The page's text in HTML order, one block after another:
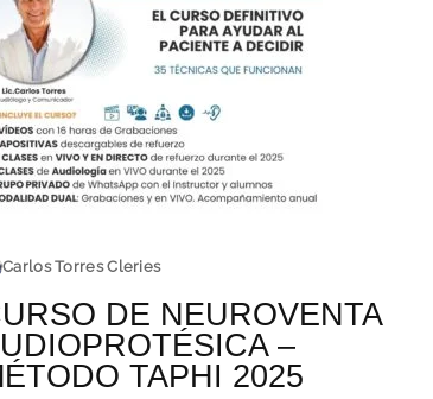
Carlos Torres Cleries
DE NEUROVENTA
–
TAPHI 2025